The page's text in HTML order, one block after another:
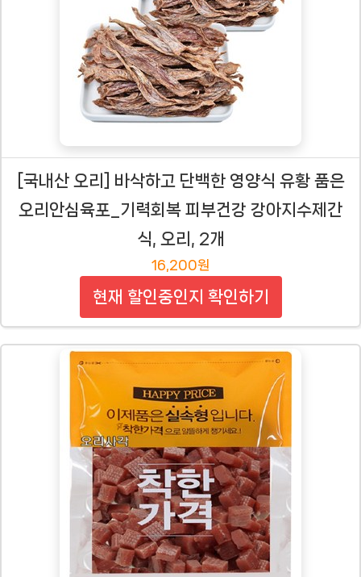
[국내산 오리] 바삭하고 단백한 영양식 유황 품은
오리안심육포_기력회복 피부건강 강아지수제간
식, 오리, 2개
16,200원
현재 할인중인지 확인하기